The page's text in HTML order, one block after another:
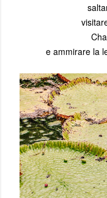
e ammirare la